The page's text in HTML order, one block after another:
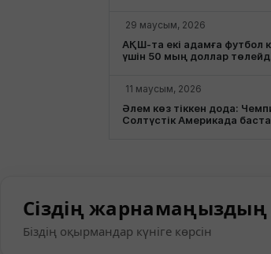
29 маусым, 2026
АҚШ-та екі адамға футбол
үшін 50 мың доллар
11 маусым, 2026
Әлем көз тіккен дода:
Солтүстік Америкада
Сіздің
Біздің оқырмандар күніге көрсін